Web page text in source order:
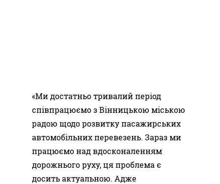
«Ми достатньо тривалий період
співпрацюємо з Вінницькою міською
радою щодо розвитку пасажирських
автомобільних перевезень. Зараз ми
працюємо над вдосконаленням
дорожнього руху, ця проблема є
досить актуальною. Адже